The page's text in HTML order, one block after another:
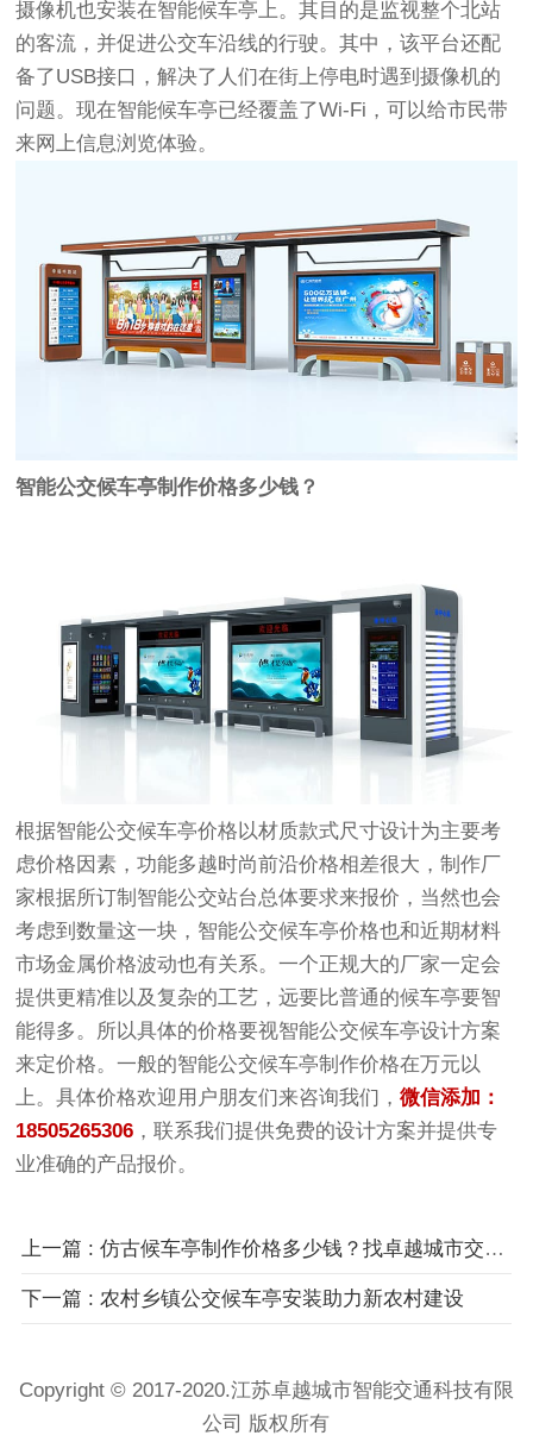
摄像机也安装在智能候车亭上。其目的是监视整个北站
的客流，并促进公交车沿线的行驶。其中，该平台还配
备了USB接口，解决了人们在街上停电时遇到摄像机的
问题。现在智能候车亭已经覆盖了Wi-Fi，可以给市民带
来网上信息浏览体验。
智能公交候车亭制作价格多少钱？
根据智能公交候车亭价格以材质款式尺寸设计为主要考
虑价格因素，功能多越时尚前沿价格相差很大，制作厂
家根据所订制智能公交站台总体要求来报价，当然也会
考虑到数量这一块，智能公交候车亭价格也和近期材料
市场金属价格波动也有关系。一个正规大的厂家一定会
提供更精准以及复杂的工艺，远要比普通的候车亭要智
能得多。所以具体的价格要视智能公交候车亭设计方案
来定价格。一般的智能公交候车亭制作价格在万元以
上。具体价格欢迎用户朋友们来咨询我们，微信添加：
18505265306 ，联系我们提供免费的设计方案并提供专
业准确的产品报价。
上一篇 : 仿古候车亭制作价格多少钱？找卓越城市交通就对了
下一篇 : 农村乡镇公交候车亭安装助力新农村建设
Copyright © 2017-2020.江苏卓越城市智能交通科技有限
公司 版权所有